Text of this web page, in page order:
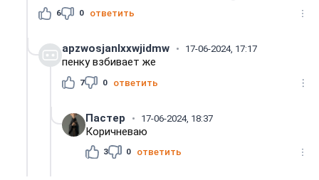
6 0 ответить
apzwosjanlxxwjidmw 17-06-2024, 17:17
пенку взбивает же
7 0 ответить
Пастер 17-06-2024, 18:37
Коричневаю
3 0 ответить